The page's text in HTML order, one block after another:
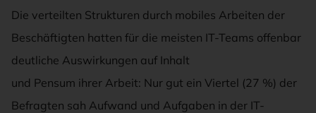
Die verteilten Strukturen durch mobiles Arbeiten der
Beschäftigten hatten für die meisten IT-Teams offenbar
deutliche Auswirkungen auf Inhalt
und Pensum ihrer Arbeit: Nur gut ein Viertel (27 %) der
Befragten sah Aufwand und Aufgaben in der IT-